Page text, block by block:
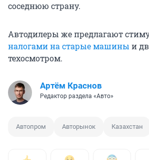
соседнюю страну.
Автодилеры же предлагают
налогами на старые машины и
техосмотром.
Артём Краснов
Редактор раздела «Авто»
Автопром Авторынок Казахстан